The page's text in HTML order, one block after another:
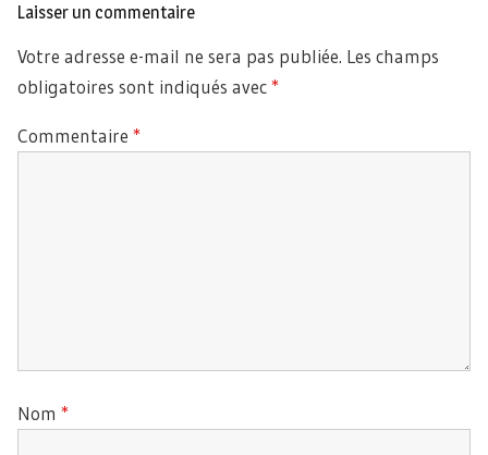
Laisser un commentaire
Votre adresse e-mail ne sera pas publiée. Les champs
obligatoires sont indiqués avec*
Commentaire *
Nom *